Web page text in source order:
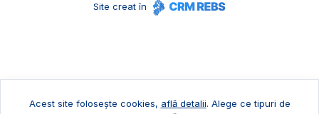
Site creat în
Acest site folosește cookies, află detalii. Alege ce tipuri de